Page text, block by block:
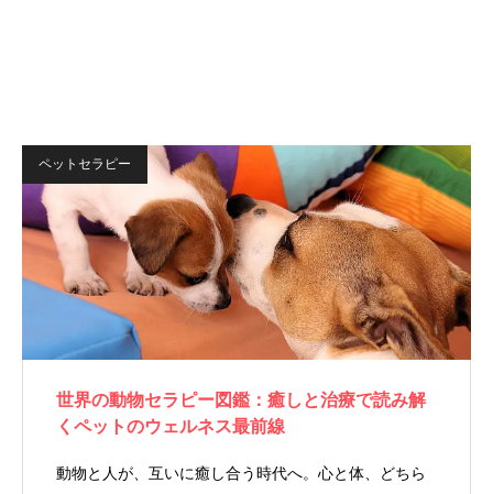
ペットセラピー
世界の動物セラピー図鑑：癒しと治療で読み解
くペットのウェルネス最前線
動物と人が、互いに癒し合う時代へ。心と体、どちら